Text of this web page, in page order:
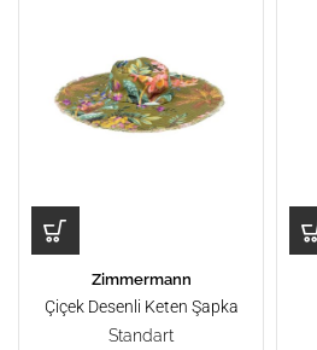
Zimmermann
Çiçek Desenli Keten Şapka
Standart